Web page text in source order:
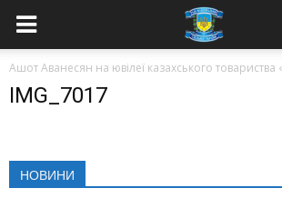
Ашот Аванесян на ювілеї казахського товариства
IMG_7017
НОВИНИ